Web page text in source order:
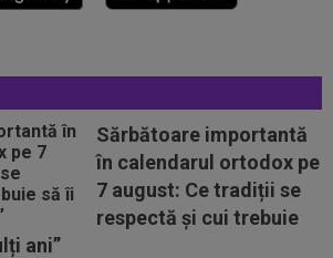
Sărbătoare importantă
în calendarul ortodox pe
7 august: Ce tradiții se
respectă și cui trebuie
ani”
a scris 3 cuvinte, după ce Vinicius
un mesaj clar lui Denis
la plecarea din România:
pic de noroc”...
Gigi Becali l-a auzit pe Victor
”Gata!”